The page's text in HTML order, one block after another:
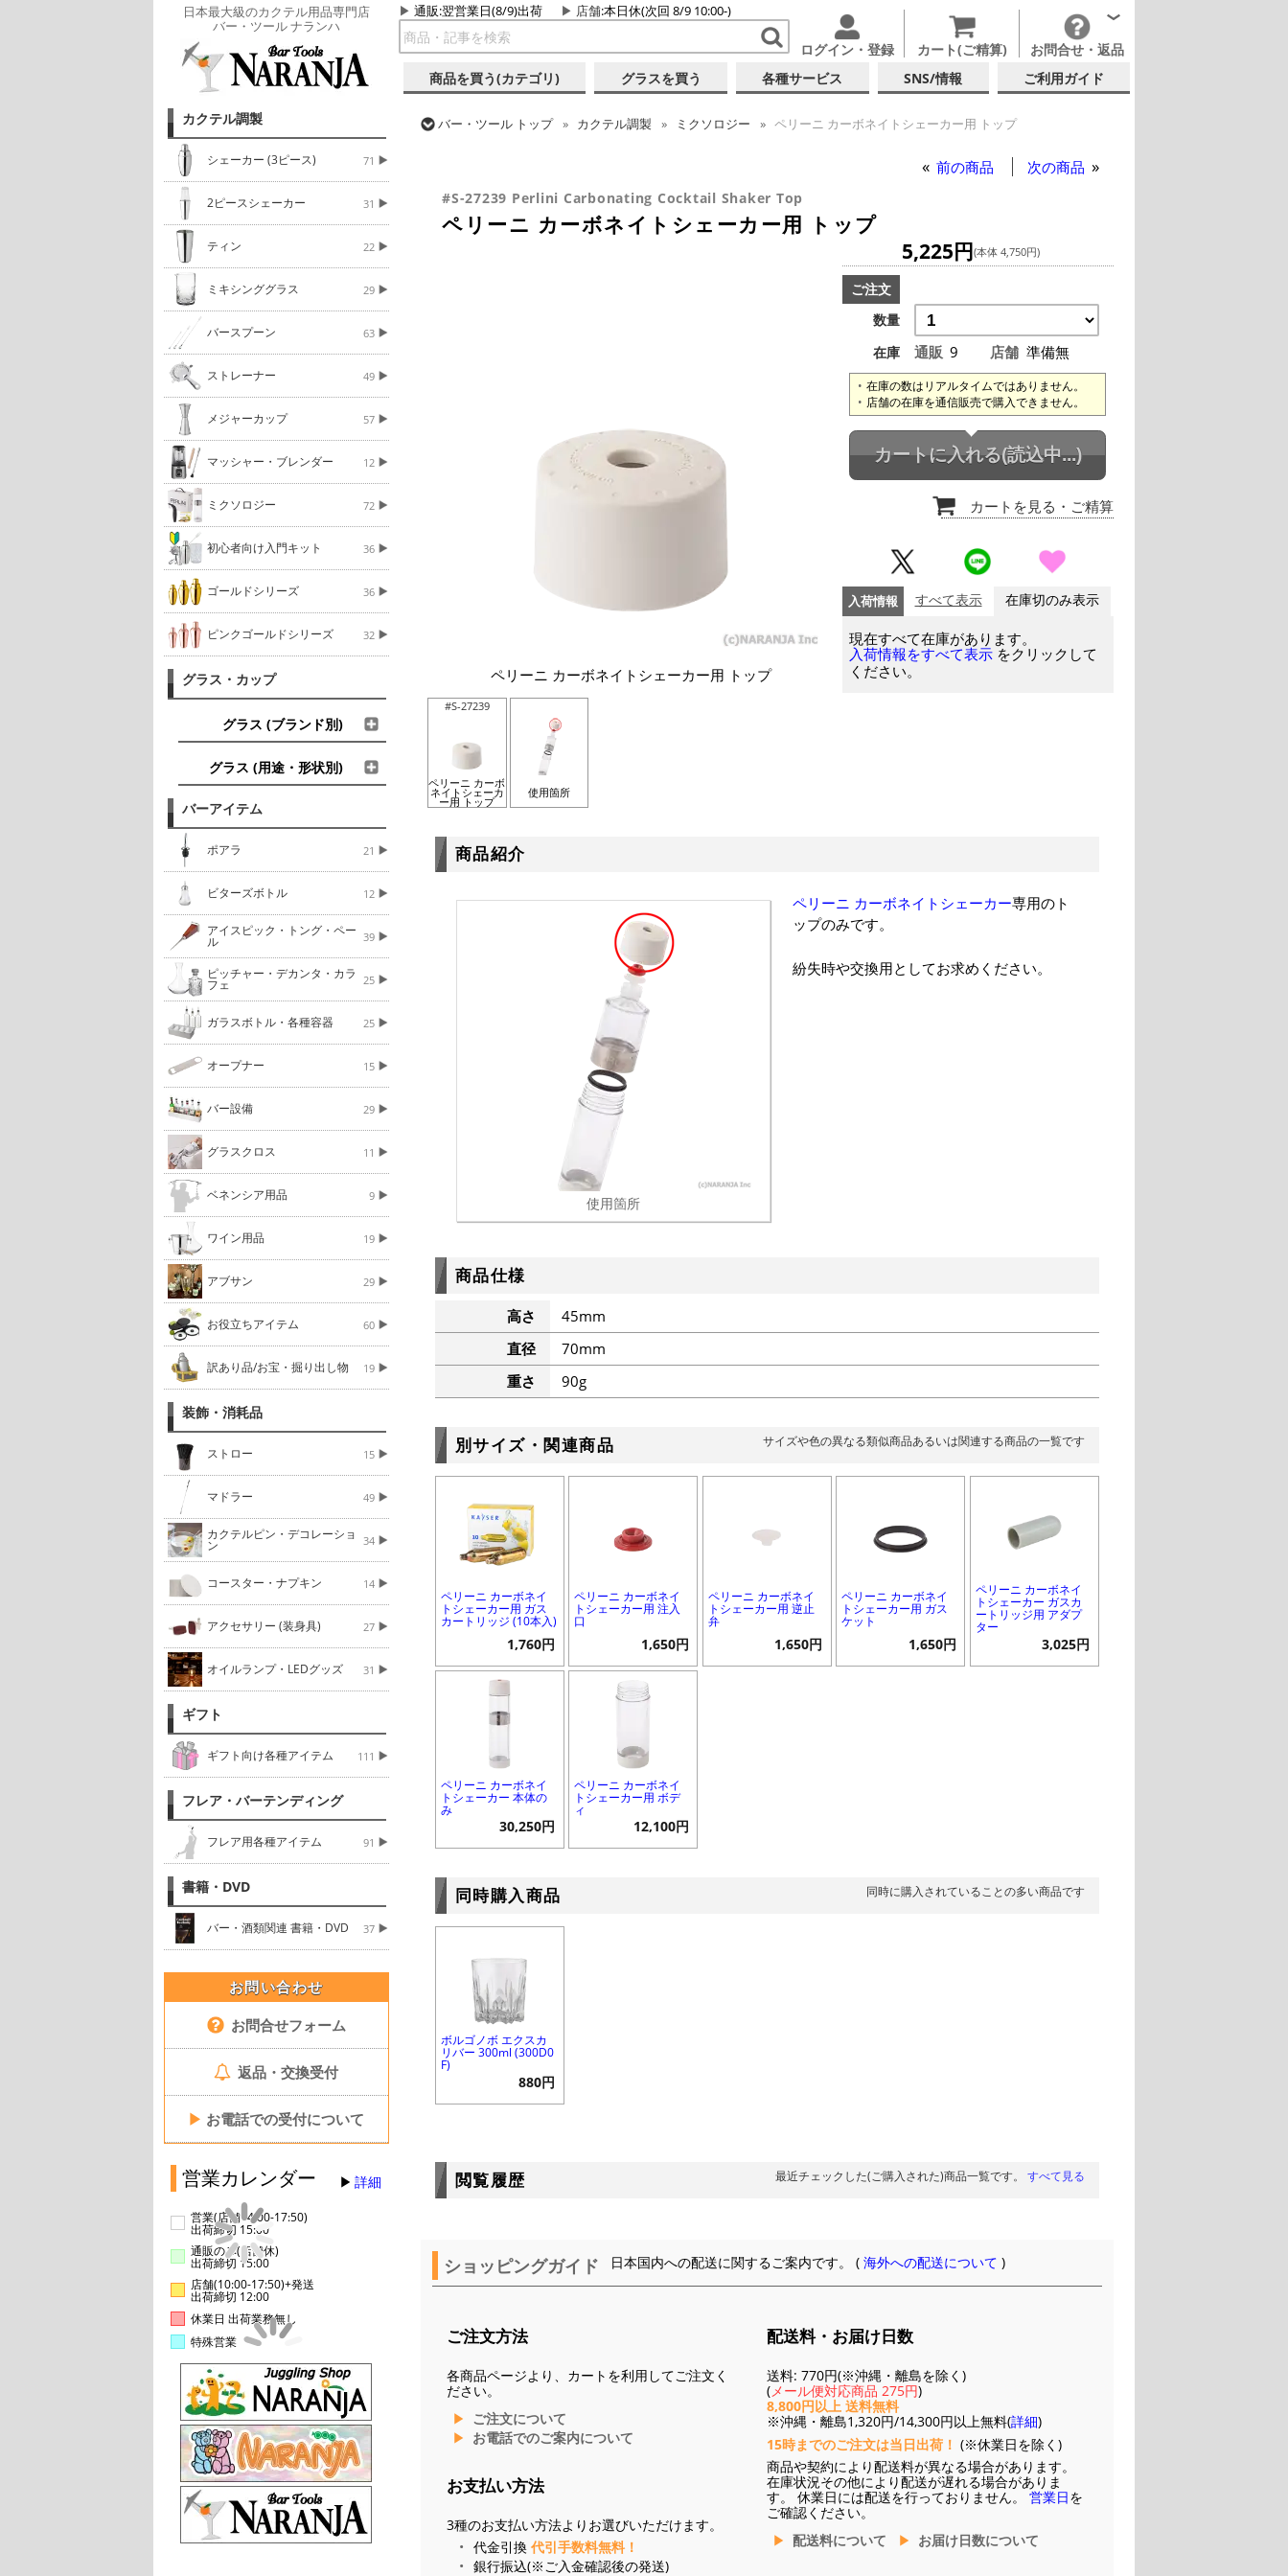
日本最大級のカクテル用品専門店
バー・ツール ナランハ
通販:翌営業日(8/9)出荷 店舗:本日休(次回 8/9 10:00-)
ログイン・登録 カート(ご精算) お問合せ・返品
商品を買う(カテゴリ) グラスを買う 各種サービス SNS/情報 ご利用ガイド
カクテル調製
シェーカー (3ピース) 71
2ピースシェーカー 31
ティン 22
ミキシンググラス 29
バースプーン 63
ストレーナー 49
メジャーカップ 57
マッシャー・ブレンダー 12
ミクソロジー 72
初心者向け入門キット 36
ゴールドシリーズ 36
ピンクゴールドシリーズ 32
グラス・カップ
グラス (ブランド別)
グラス (用途・形状別)
バーアイテム
ポアラ 21
ビターズボトル 12
アイスピック・トング・ペー
ル 39
ピッチャー・デカンタ・カラ
フェ 25
ガラスボトル・各種容器 25
オープナー 15
バー設備 29
グラスクロス 11
ベネンシア用品 9
ワイン用品 19
アブサン 29
お役立ちアイテム 60
訳あり品/お宝・掘り出し物 19
装飾・消耗品
ストロー 15
マドラー 49
カクテルピン・デコレーショ
ン 34
コースター・ナプキン 14
アクセサリー (装身具) 27
オイルランプ・LEDグッズ 31
ギフト
ギフト向け各種アイテム 111
フレア・バーテンディング
フレア用各種アイテム 91
書籍・DVD
バー・酒類関連 書籍・DVD 37
お問い合わせ
お問合せフォーム
返品・交換受付
▶ お電話での受付について
営業カレンダー 詳細
営業(店舗14:00-17:50)
出荷締切 15:00
通販のみ(店舗休)
出荷締切 15:00
店舗(10:00-17:50)+発送
出荷締切 12:00
休業日 出荷業務無し
特殊営業
バー・ツール トップ カクテル調製 ミクソロジー
ペリーニ カーボネイトシェーカー用 トップ
前の商品 次の商品
#S-27239 Perlini Carbonating Cocktail Shaker Top
ペリーニ カーボネイトシェーカー用 トップ
ペリーニ カーボネイトシェーカー用 トップ
#S-27239
ペリーニ カーボ
ネイトシェーカ
ー用 トップ
使用箇所
5,225円(本体 4,750円)
ご注文
数量
在庫
通販 9 店舗 準備無
在庫の数はリアルタイムではありません。
店舗の在庫を通信販売で購入できません。
カートに入れる(読込中...)
カートを見る ・ご精算
入荷情報 すべて表示 在庫切のみ表示
現在すべて在庫があります。
入荷情報をすべて表示 をクリックして
ください。
商品紹介
使用箇所
ペリーニ カーボネイトシェーカー専用のト
ップのみです。
紛失時や交換用としてお求めください。
商品仕様
高さ
45mm
直径
70mm
重さ
90g
別サイズ・関連商品 サイズや色の異なる類似商品あるいは関連する商品の一覧です
ペリーニ カーボネイ
トシェーカー用 ガス
カートリッジ (10本入)
1,760円
ペリーニ カーボネイ
トシェーカー用 注入
口
1,650円
ペリーニ カーボネイ
トシェーカー用 逆止
弁
1,650円
ペリーニ カーボネイ
トシェーカー用 ガス
ケット
1,650円
ペリーニ カーボネイ
トシェーカー ガスカ
ートリッジ用 アダプ
ター
3,025円
ペリーニ カーボネイ
トシェーカー 本体の
み
30,250円
ペリーニ カーボネイ
トシェーカー用 ボデ
ィ
12,100円
同時購入商品 同時に購入されていることの多い商品です
ボルゴノボ エクスカ
リバー 300ml (300D0
F)
880円
閲覧履歴 最近チェックした(ご購入された)商品一覧です。 すべて見る
ショッピングガイド 日本国内への配送に関するご案内です。 (海外への配送について )
ご注文方法
各商品ページより、カートを利用してご注文く
ださい。
ご注文について
お電話でのご案内について
お支払い方法
3種のお支払い方法よりお選びいただけます。
代金引換 代引手数料無料！
銀行振込(※ご入金確認後の発送)
配送料・お届け日数
送料: 770円(※沖縄・離島を除く)
(メール便対応商品 275円)
8,800円以上 送料無料
※沖縄・離島1,320円/14,300円以上無料(詳細)
15時までのご注文は当日出荷！ (※休業日を除く)
商品や契約により配送料が異なる場合があります。
在庫状況その他により配送が遅れる場合がありま
す。 休業日には配送を行っておりません。 営業日を
ご確認ください。
配送料について
お届け日数について